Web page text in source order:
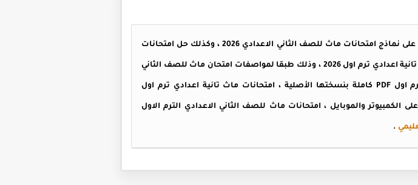
امتحانات ماث للصف الثاني الاعدادي الترم الاول 2026 ، تحتوي المذكرة على نماذج امتحانات ماث للصف الثاني الاعدادي 2026 ، وكذلك حل امتحانات
ماث للصف الثاني الاعدادي الترم الاول ، وأيضا امتحانات المعاصر ماث تانية اعدادي ترم اول 2026 ، وذلك طبقا لمواصفات امتحان ماث للصف الثاني
الاعدادي الترم الاول 2026 ، امتحانات Math للصف الثاني الاعدادي ترم اول PDF كاملة بنسختها الأصلية ، امتحانات ماث تانية اعدادي ترم اول
الكمبيوتر والموبايل ، امتحانات ماث للصف الثاني الاعدادي الترم الاول
.